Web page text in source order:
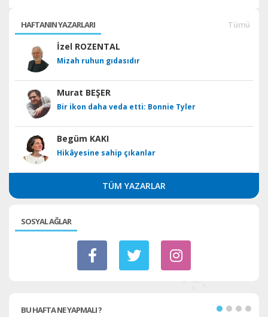
HAFTANIN YAZARLARI Tümü
İzel ROZENTAL
Mizah ruhun gıdasıdır
Murat BEŞER
Bir ikon daha veda etti: Bonnie Tyler
Begüm KAKI
Hikâyesine sahip çıkanlar
TÜM YAZARLAR
SOSYAL AĞLAR
BU HAFTA NE YAPMALI ?